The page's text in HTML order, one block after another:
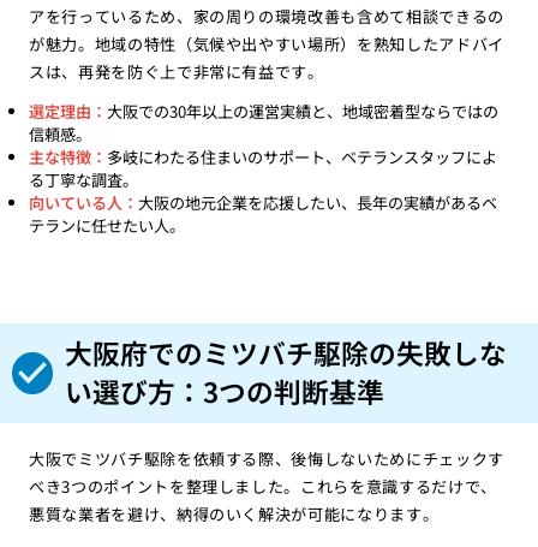
アを行っているため、家の周りの環境改善も含めて相談できるの
が魅力。地域の特性（気候や出やすい場所）を熟知したアドバイ
スは、再発を防ぐ上で非常に有益です。
選定理由： 大阪での30年以上の運営実績と、地域密着型ならではの
信頼感。
主な特徴： 多岐にわたる住まいのサポート、ベテランスタッフによ
る丁寧な調査。
向いている人： 大阪の地元企業を応援したい、長年の実績があるベ
テランに任せたい人。
大阪府でのミツバチ駆除の失敗しな
い選び方：3つの判断基準
大阪でミツバチ駆除を依頼する際、後悔しないためにチェックす
べき3つのポイントを整理しました。これらを意識するだけで、
悪質な業者を避け、納得のいく解決が可能になります。